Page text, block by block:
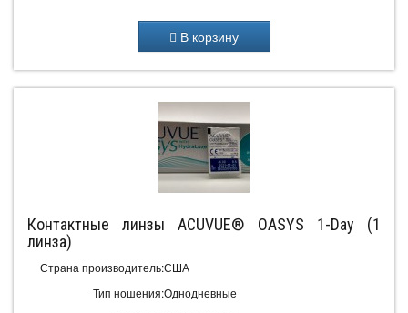
В корзину
Контактные линзы ACUVUE® OASYS 1-Day (1
линза)
Страна производитель:
Тип ношения:
США
Однодневные